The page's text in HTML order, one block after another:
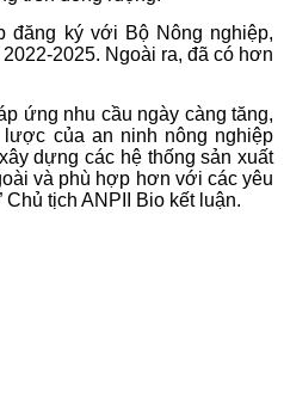
đăng ký với Bộ Nông nghiệp,
2025. Ngoài ra, đã có hơn
ứng nhu cầu ngày càng tăng,
của an ninh nông nghiệp
dựng các hệ thống sản xuất
và phù hợp hơn với các yêu
tịch ANPII Bio kết luận.